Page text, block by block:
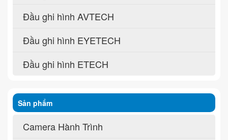
Đầu ghi hình AVTECH
Đầu ghi hình EYETECH
Đầu ghi hình ETECH
Sản phẩm
Camera Hành Trình